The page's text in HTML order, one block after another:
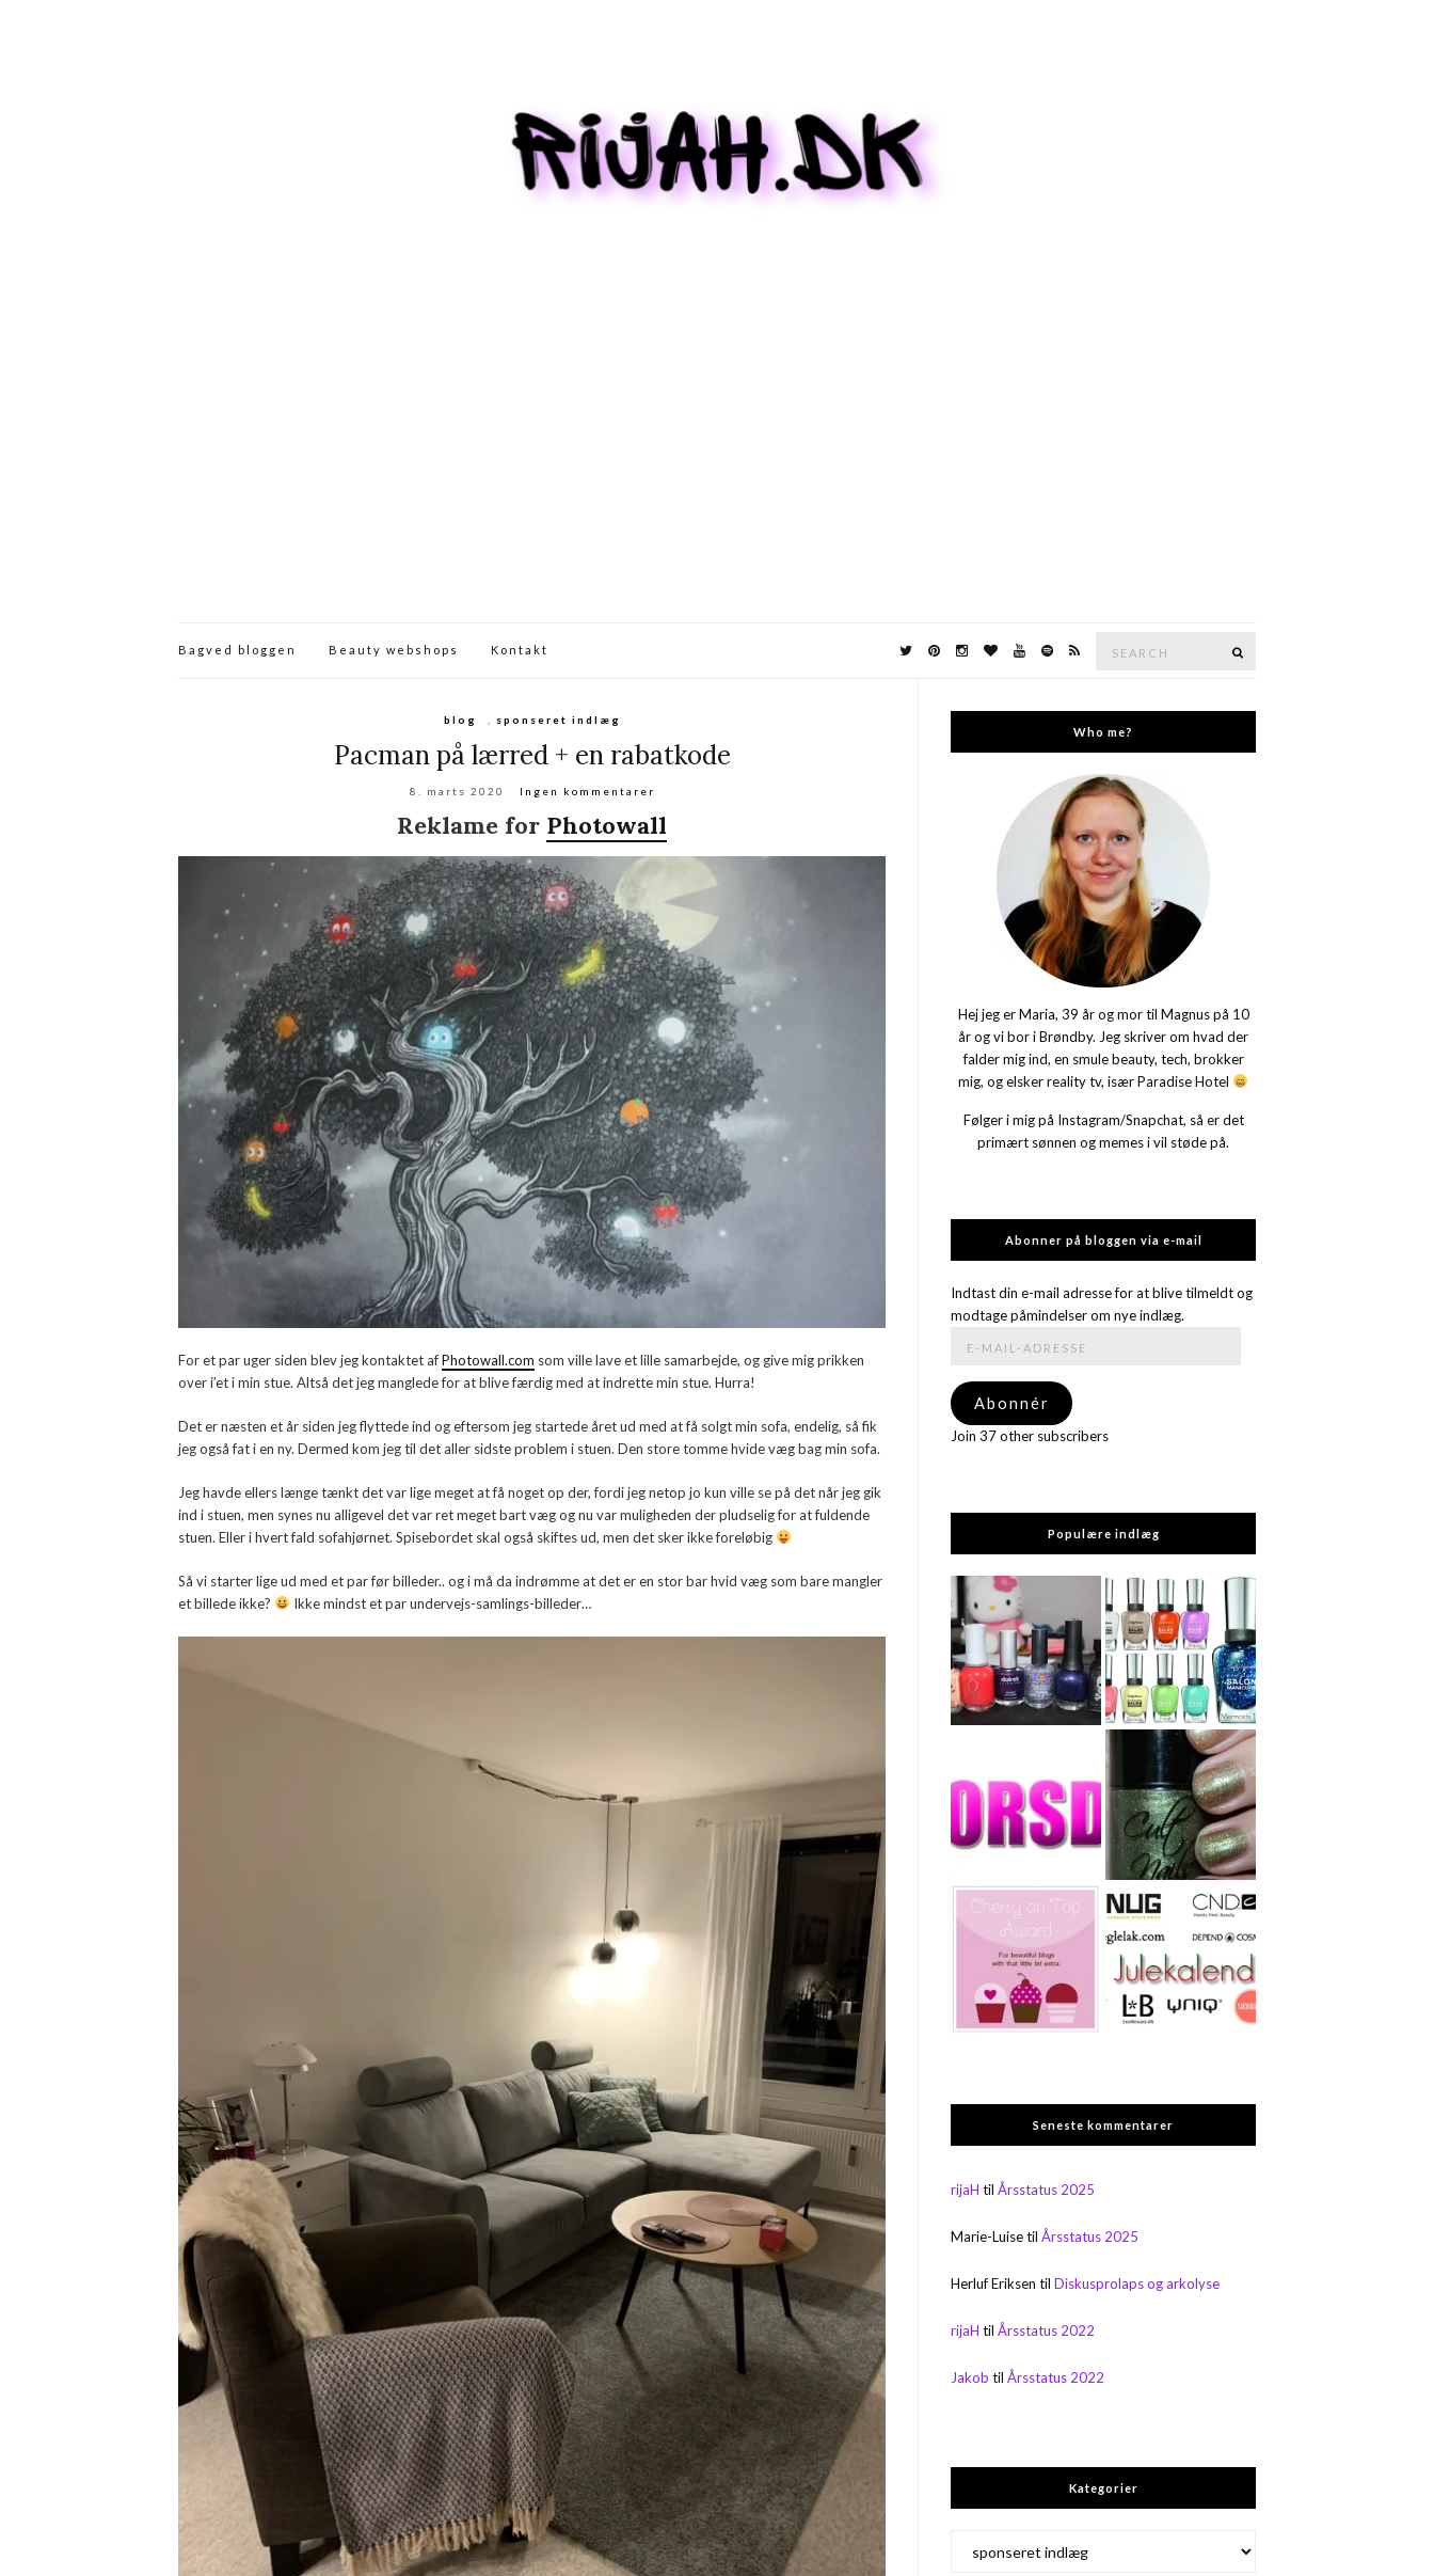
Bagved bloggen Beauty webshops Kontakt
blog sponseret indlæg
Pacman på lærred + en rabatkode
8. marts 2020 Ingen kommentarer
Reklame for Photowall
For et par uger siden blev jeg kontaktet afPhotowall.com som ville lave et lille samarbejde, og give mig prikken
over i’et i min stue. Altså det jeg manglede for at blive færdig med at indrette min stue. Hurra!
Det er næsten et år siden jeg flyttede ind og eftersom jeg startede året ud med at få solgt min sofa, endelig, så fik
jeg også fat i en ny. Dermed kom jeg til det aller sidste problem i stuen. Den store tomme hvide væg bag min sofa.
Jeg havde ellers længe tænkt det var lige meget at få noget op der, fordi jeg netop jo kun ville se på det når jeg gik
ind i stuen, men synes nu alligevel det var ret meget bart væg og nu var muligheden der pludselig for at fuldende
stuen. Eller i hvert fald sofahjørnet. Spisebordet skal også skiftes ud, men det sker ikke foreløbig
Så vi starter lige ud med et par før billeder.. og i må da indrømme at det er en stor bar hvid væg som bare mangler
et billede ikke?
Ikke mindst et par undervejs-samlings-billeder…
Who me?
Hej jeg er Maria, 39 år og mor til Magnus på 10
år og vi bor i Brøndby. Jeg skriver om hvad der
falder mig ind, en smule beauty, tech, brokker
mig, og elsker reality tv, især Paradise Hotel
Følger i mig på Instagram/Snapchat, så er det
primært sønnen og memes i vil støde på.
Abonner på bloggen via e-mail
Indtast din e-mail adresse for at blive tilmeldt og
modtage påmindelser om nye indlæg.
adresse
Abonnér
Join 37 other subscribers
Populære indlæg
Seneste kommentarer
rijaH tilÅrsstatus 2025
Marie-LuisetilÅrsstatus 2025
Herluf Eriksen tilDiskusprolaps og arkolyse
rijaH tilÅrsstatus 2022
Jakob tilÅrsstatus 2022
Kategorier